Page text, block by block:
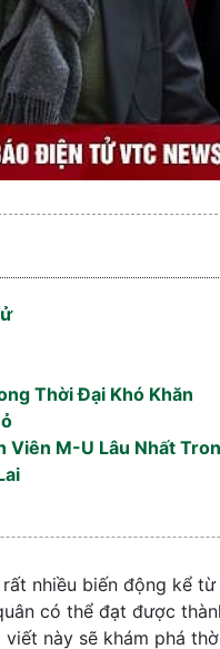
Thời Đại Khó Khăn
Viên M-U Lâu Nhất
nhiều biến động kể từ
có thể đạt được
này sẽ khám phá